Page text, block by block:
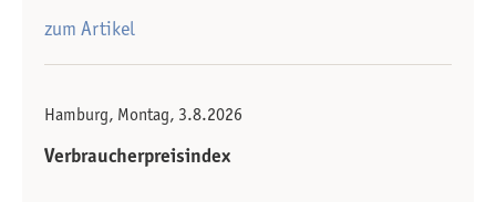
zum Artikel
Hamburg, Montag, 3.8.2026
Verbraucherpreisindex